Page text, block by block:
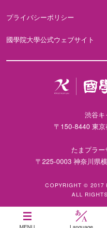
プライバシーポリシー
國學院大學公式ウェブサイト
渋谷キ
〒150-8440 東
たまプラ
〒225-0003 神奈川県
COPYRIGHT © 2017
ALL